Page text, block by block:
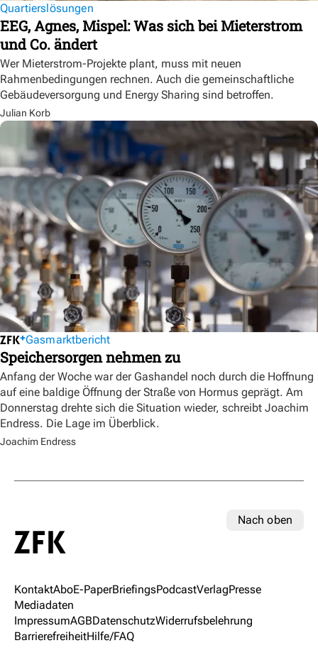
Quartierslösungen
EEG, Agnes, Mispel: Was sich bei Mieterstrom
und Co. ändert
Wer Mieterstrom-Projekte plant, muss mit neuen
Rahmenbedingungen rechnen. Auch die gemeinschaftliche
Gebäudeversorgung und Energy Sharing sind betroffen.
Julian Korb
Gasmarktbericht
Speichersorgen nehmen zu
Anfang der Woche war der Gashandel noch durch die Hoffnung
auf eine baldige Öffnung der Straße von Hormus geprägt. Am
Donnerstag drehte sich die Situation wieder, schreibt Joachim
Endress. Die Lage im Überblick.
Joachim Endress
Nach oben
KontaktAboE-PaperBriefingsPodcastVerlagPresse
Mediadaten
ImpressumAGBDatenschutzWiderrufsbelehrung
BarrierefreiheitHilfe/FAQ